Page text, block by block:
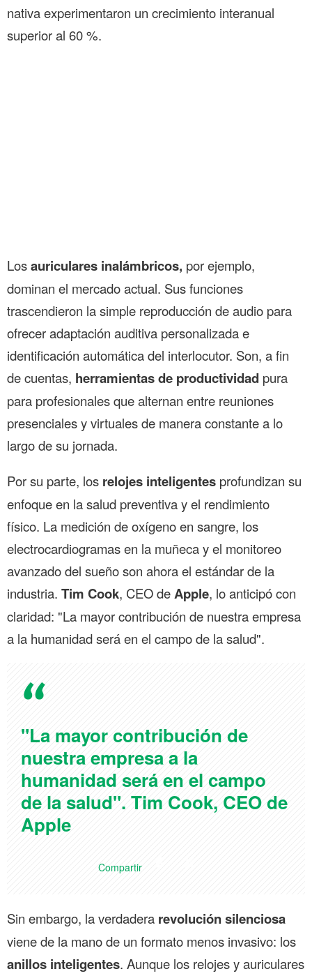
nativa experimentaron un crecimiento interanual
superior al 60 %.
Losauriculares inalámbricos, por ejemplo,
dominan el mercado actual. Sus funciones
trascendieron la simple reproducción de audio para
ofrecer adaptación auditiva personalizada e
identificación automática del interlocutor. Son, a fin
de cuentas, herramientas de productividad pura
para profesionales que alternan entre reuniones
presenciales y virtuales de manera constante a lo
largo de su jornada.
Por su parte, los relojes inteligentes profundizan su
enfoque en la salud preventiva y el rendimiento
físico. La medición de oxígeno en sangre, los
electrocardiogramas en la muñeca y el monitoreo
avanzado del sueño son ahora el estándar de la
industria. Tim Cook, CEO deApple, lo anticipó con
claridad: "La mayor contribución de nuestra empresa
a la humanidad será en el campo de la salud".
"La mayor contribución de
nuestra empresa a la
humanidad será en el campo
de la salud". Tim Cook, CEO de
Apple
Compartir
Sin embargo, la verdadera revolución silenciosa
viene de la mano de un formato menos invasivo: los
anillos inteligentes. Aunque los relojes y auriculares